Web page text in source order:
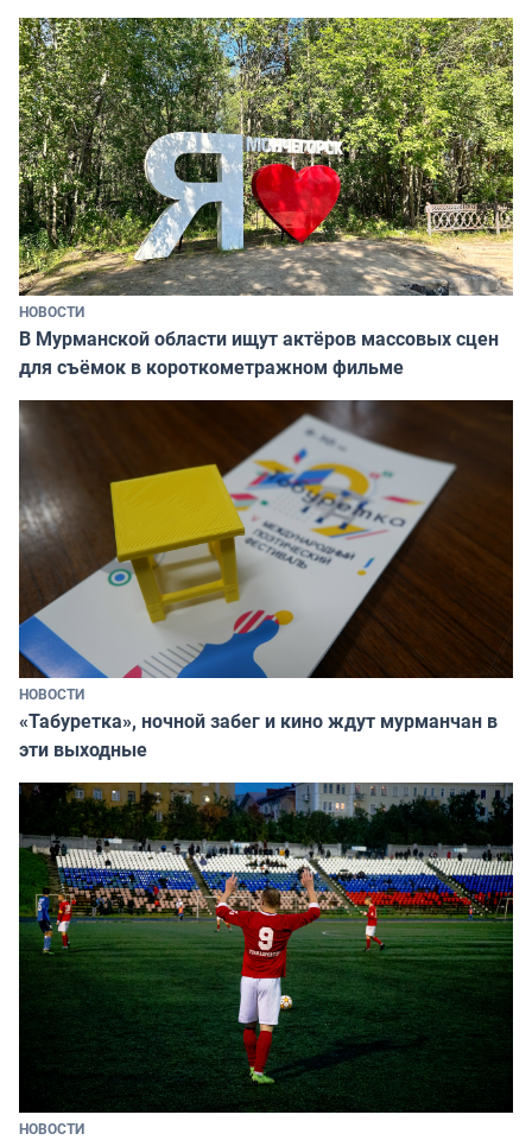
НОВОСТИ
В Мурманской области ищут актёров массовых сцен
для съёмок в короткометражном фильме
НОВОСТИ
«Табуретка», ночной забег и кино ждут мурманчан в
эти выходные
НОВОСТИ